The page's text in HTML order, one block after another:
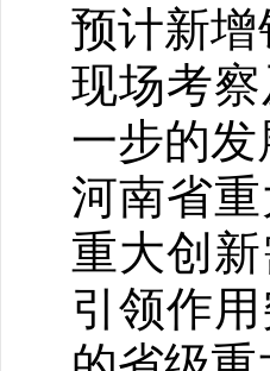
预计新增
现场考
一步的
河南省
重大创
引领作